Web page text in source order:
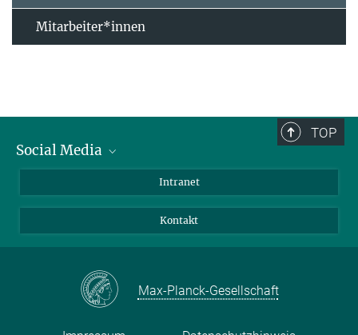
Mitarbeiter*innen
TOP
Social Media
Facebook
Instagram
Mastodon
Intranet
Kontakt
Max-Planck-Gesellschaft